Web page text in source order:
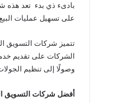
بادىء ذي بدء تعد هذه
على تسهيل عمليات البيع
تتميز شركات التسويق
الشركات على تقديم
وصولًا إلى تنظيم
أفضل شركات التسويق